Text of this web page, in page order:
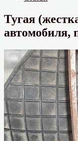
Тугая
автомобиля,